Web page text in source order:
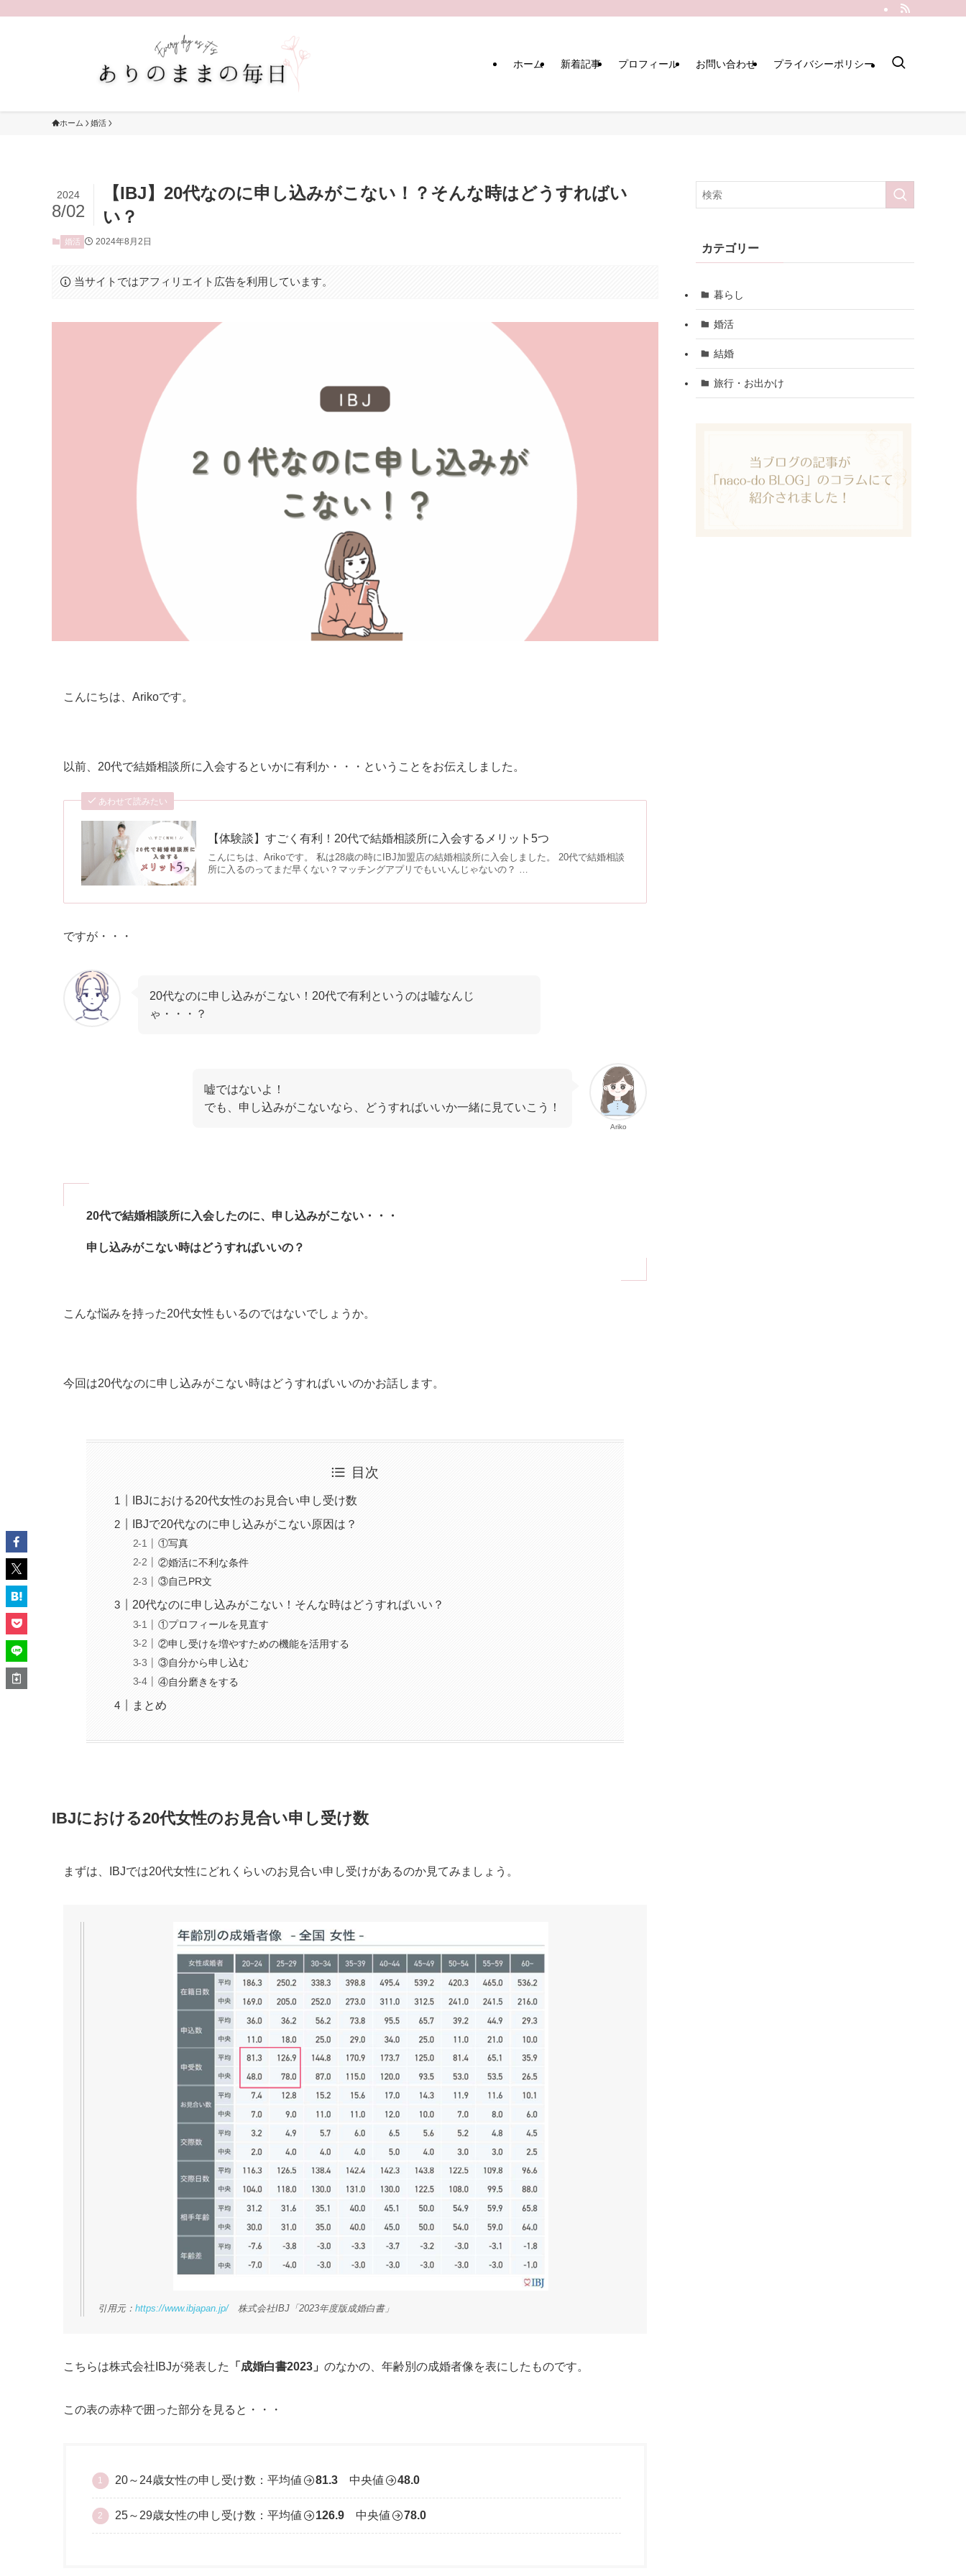
ホーム 新着記事 プロフィール お問い合わせ プライバシーポリシー
ホーム 婚活
【IBJ】20代なのに申し込みがこない！？そんな時はどうすればい
い？
2024
8/02
婚活 2024年8月2日
当サイトではアフィリエイト広告を利用しています。
こんにちは、Arikoです。
以前、20代で結婚相談所に入会するといかに有利か・・・ということをお伝えしました。
あわせて読みたい
【体験談】すごく有利！20代で結婚相談所に入会するメリット5つ
こんにちは、Arikoです。 私は28歳の時にIBJ加盟店の結婚相談所に入会しました。 20代で結婚相談
所に入るのってまだ早くない？マッチングアプリでもいいんじゃないの？ …
ですが・・・
20代なのに申し込みがこない！20代で有利というのは嘘なんじ
ゃ・・・？
Ariko
嘘ではないよ！
でも、申し込みがこないなら、どうすればいいか一緒に見ていこう！
20代で結婚相談所に入会したのに、申し込みがこない・・・
申し込みがこない時はどうすればいいの？
こんな悩みを持った20代女性もいるのではないでしょうか。
今回は20代なのに申し込みがこない時はどうすればいいのかお話します。
目次
IBJにおける20代女性のお見合い申し受け数
IBJで20代なのに申し込みがこない原因は？
①写真
②婚活に不利な条件
③自己PR文
20代なのに申し込みがこない！そんな時はどうすればいい？
①プロフィールを見直す
②申し受けを増やすための機能を活用する
③自分から申し込む
④自分磨きをする
まとめ
IBJにおける20代女性のお見合い申し受け数
まずは、IBJでは20代女性にどれくらいのお見合い申し受けがあるのか見てみましょう。
引用元： https://www.ibjapan.jp/株式会社IBJ「2023年度版成婚白書」
こちらは株式会社IBJが発表した 「成婚白書2023」 のなかの、年齢別の成婚者像を表にしたものです。
この表の赤枠で囲った部分を見ると・・・
20～24歳女性の申し受け数：平均値 81.3 中央値 48.0
25～29歳女性の申し受け数：平均値 126.9 中央値 78.0
カテゴリー
暮らし
婚活
結婚
旅行・お出かけ